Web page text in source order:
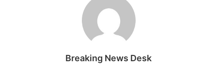
Breaking News Desk